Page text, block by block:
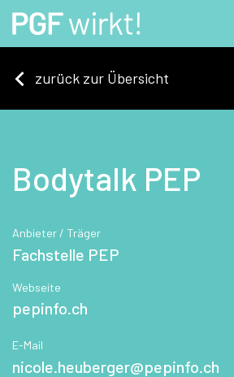
zurück zur Übersicht
Bodytalk PEP
Anbieter / Träger
Fachstelle PEP
Webseite
pepinfo.ch
E-Mail
nicole.heuberger@pepinfo.ch